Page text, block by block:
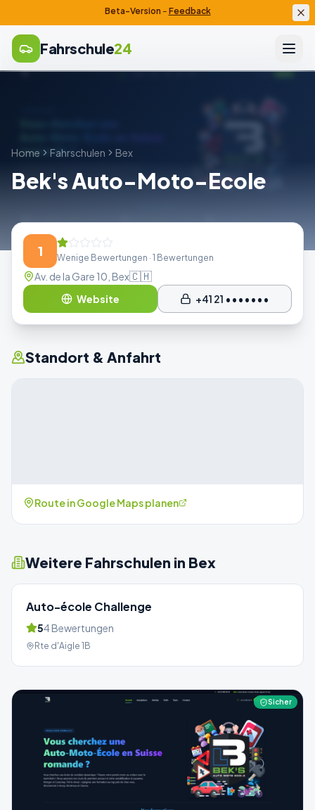
Beta-Version – Feedback
Fahrschule24
Home Fahrschulen Bex
Bek's Auto-Moto-Ecole
1 Wenige Bewertungen · 1 Bewertungen
Av. de la Gare 10, Bex🇨🇭
Website +41 21 •••••••
Standort & Anfahrt
Route in Google Maps planen
Weitere Fahrschulen in Bex
Auto-école Challenge
54Bewertungen
Rte d'Aigle 1B
Sicher